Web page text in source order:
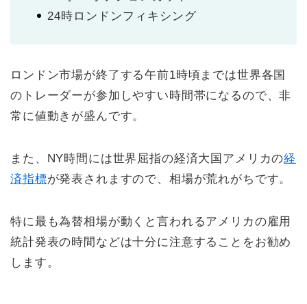
24時ロンドンフィキシング
ロンドン市場が終了する午前1時頃までは世界各国
のトレーダーが参加しやすい時間帯になるので、非
常に値動きが盛んです。
また、NY時間には世界屈指の経済大国アメリカの経
済指標が発表されますので、相場が荒れがちです。
特に最も為替相場が動くと言われるアメリカの雇用
統計発表の時間などは十分に注意することをお勧め
します。